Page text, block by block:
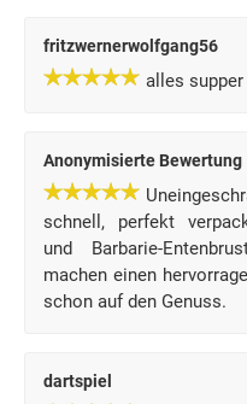
fritzwernerwolfgang56
alles supper
Anonymisierte Bewertung
schnell, perfekt
und Barbarie-
machen einen
schon auf den Genuss.
dartspiel